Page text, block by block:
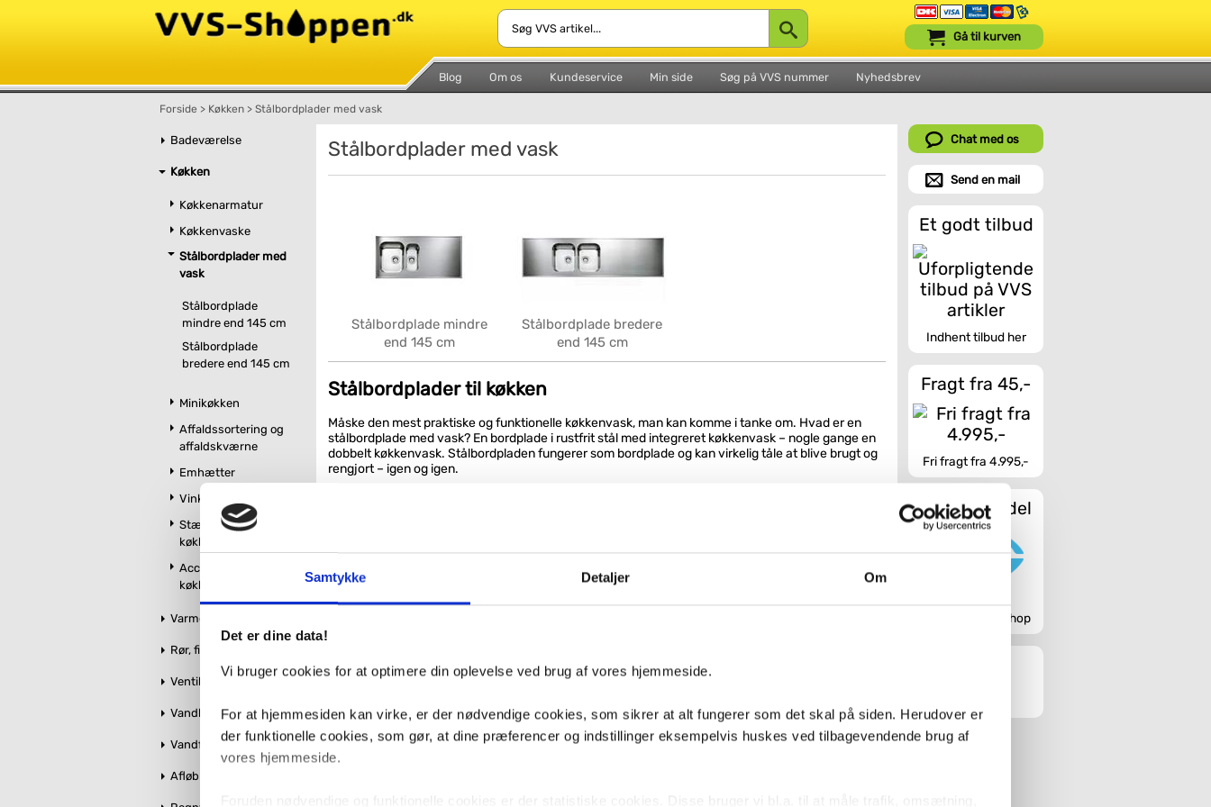
Samtykke Detaljer Om
Det er dine data!
Vi bruger cookies for at optimere din oplevelse ved brug af vores hjemmeside.
For at hjemmesiden kan virke, er der nødvendige cookies, som sikrer at alt fungerer som det skal på siden. Herudover er
der funktionelle cookies, som gør, at dine præferencer og indstillinger eksempelvis huskes ved tilbagevendende brug af
vores hjemmeside.
Blog Om os Kundeservice Min side Søg på VVS nummer Nyhedsbrev
Gå til kurven
Forside > Køkken > Stålbordplader med vask
Badeværelse
Køkken
Køkkenarmatur
Køkkenvaske
Stålbordplader med
vask
Stålbordplade
mindre end 145 cm
Stålbordplade
bredere end 145 cm
Minikøkken
Affaldssortering og
affaldskværne
Emhætter
Vinkøleskabe
Stænkplader til
køkken
Accessories til
køkken og udekøkken
Varme og styring
Rør, fittings og tilbehør
Ventiler og stophaner
Vandbehandling
Vandforsyning
Afløb og kloak
Stålbordplader med vask
Stålbordplade mindre
end 145 cm
Stålbordplade bredere
end 145 cm
Stålbordplader til køkken
Måske den mest praktiske og funktionelle køkkenvask, man kan komme i tanke om. Hvad er en
stålbordplade med vask? En bordplade i rustfrit stål med integreret køkkenvask – nogle gange en
dobbelt køkkenvask. Stålbordpladen fungerer som bordplade og kan virkelig tåle at blive brugt og
rengjort – igen og igen.
bestemme køkkenvaskens placering. Du kan tilmed selv bestemme, om bordpladen skal leveres
med eller uden hanehul, alt efter hvilket
køkkenarmatur
Vis din kærlighed for dit køkken
være praktisk for madlavningsentusiasten og badenørden, giver en stor effekt i køkkenet, eller
kærlighed for dit køkken.
Med årene vil bordpladen få den smukkeste patina, som viser, at køkkenet bliver brugt.
Nem at rengøre grundigt
Chat med os
Send en mail
Et godt tilbud
Indhent tilbud her
Fragt fra 45,-
Fri fragt fra 4.995,-
Sikker handel
Godkendt webshop